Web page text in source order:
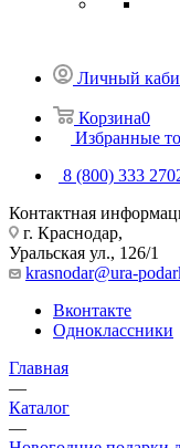
Личный
Корзина0
Избранные
8 (800) 333
Контактная
г. Краснодар,
Уральская ул., 126/1
krasnodar@ura-
Вконтакте
Одноклассники
Главная
—
Каталог
—